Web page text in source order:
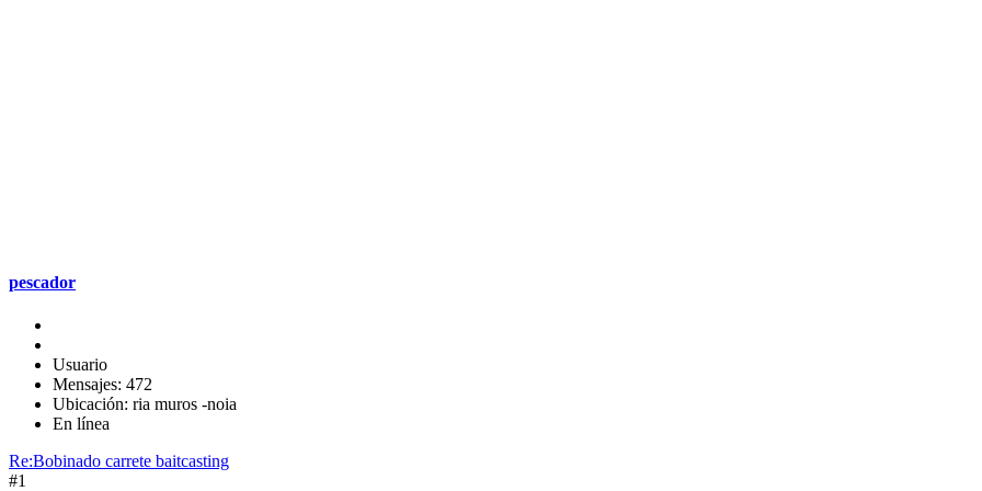
pescador
Usuario
Mensajes: 472
Ubicación: ria muros -noia
En línea
Re:Bobinado carrete baitcasting
#1